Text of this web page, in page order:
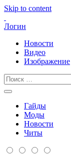
Skip to content
Логин
Новости
Видео
Изображение
Гайды
Моды
Новости
Читы